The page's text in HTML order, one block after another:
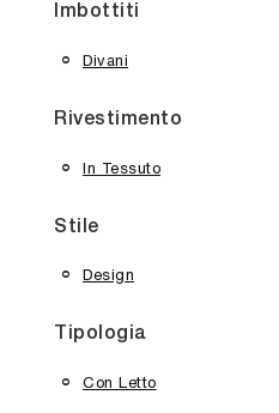
Imbottiti
Divani
Rivestimento
In Tessuto
Stile
Design
Tipologia
Con Letto